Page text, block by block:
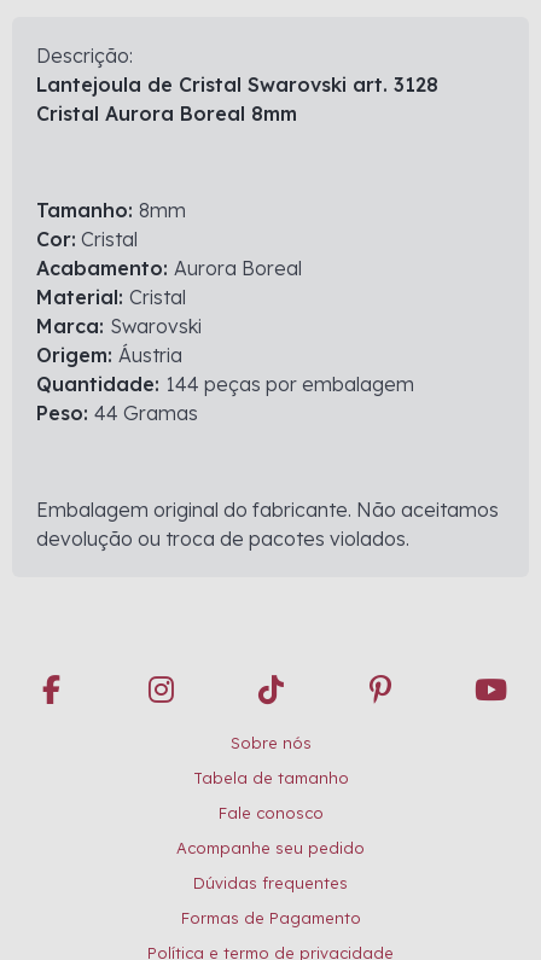
Descrição:
Lantejoula de Cristal Swarovski art. 3128
Cristal Aurora Boreal 8mm
Tamanho: 8mm
Cor: Cristal
Acabamento: Aurora Boreal
Material: Cristal
Marca: Swarovski
Origem: Áustria
Quantidade: 144 peças por embalagem
Peso: 44 Gramas
Embalagem original do fabricante. Não aceitamos
devolução ou troca de pacotes violados.
Sobre nós
Tabela de tamanho
Fale conosco
Acompanhe seu pedido
Dúvidas frequentes
Formas de Pagamento
Política e termo de privacidade